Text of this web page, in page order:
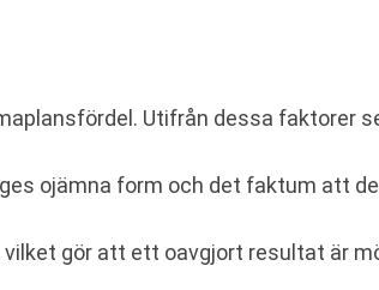
Utifrån dessa faktorer
ojämna form och det faktum att
gör att ett oavgjort resultat är